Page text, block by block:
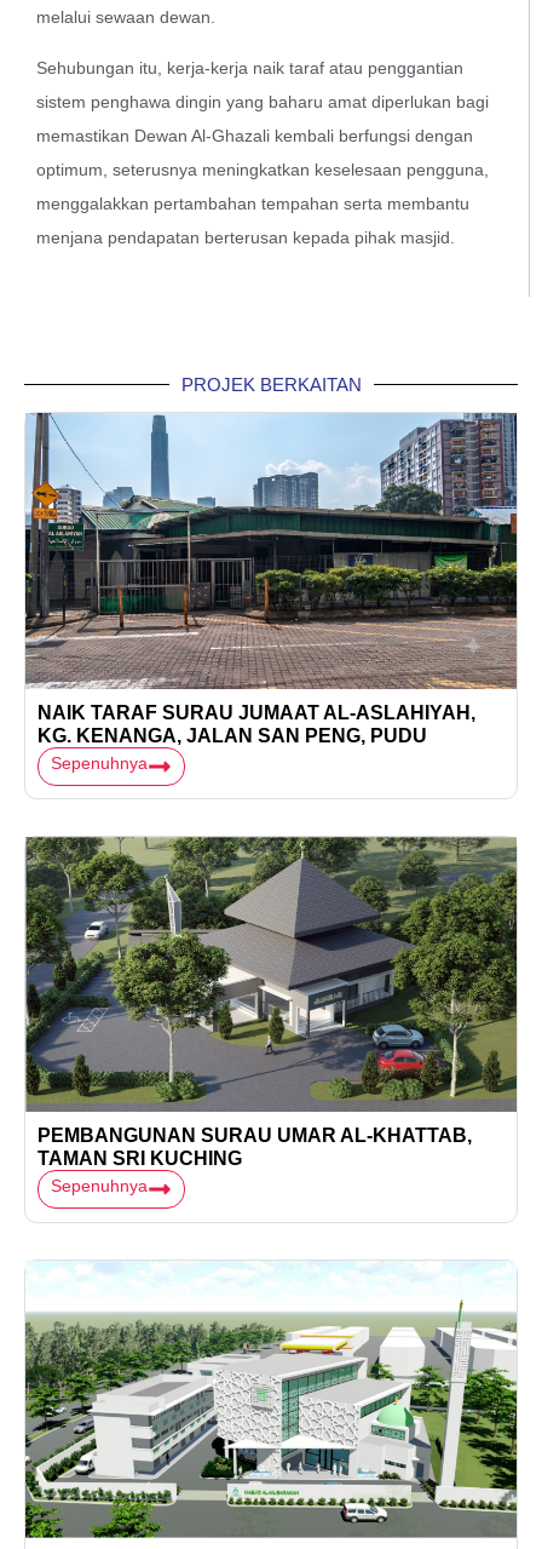
melalui sewaan dewan.
Sehubungan itu, kerja-kerja naik taraf atau penggantian
sistem penghawa dingin yang baharu amat diperlukan bagi
memastikan Dewan Al-Ghazali kembali berfungsi dengan
optimum, seterusnya meningkatkan keselesaan pengguna,
menggalakkan pertambahan tempahan serta membantu
menjana pendapatan berterusan kepada pihak masjid.
PROJEK BERKAITAN
NAIK TARAF SURAU JUMAAT AL-ASLAHIYAH,
KG. KENANGA, JALAN SAN PENG, PUDU
Sepenuhnya
PEMBANGUNAN SURAU UMAR AL-KHATTAB,
TAMAN SRI KUCHING
Sepenuhnya